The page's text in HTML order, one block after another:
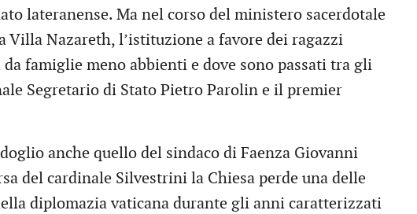
lateranense. Ma nel corso del ministero sacerdotale
Villa Nazareth, l’istituzione a favore dei ragazzi
famiglie meno abbienti e dove sono passati tra gli
Segretario di Stato Pietro Parolin e il premier
anche quello del sindaco di Faenza Giovanni
del cardinale Silvestrini la Chiesa perde una delle
diplomazia vaticana durante gli anni caratterizzati